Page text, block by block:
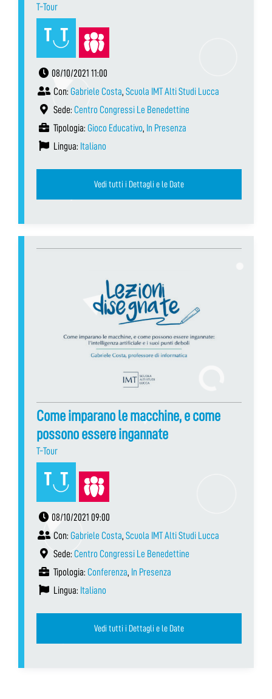
T-Tour
08/10/2021 11:00
Con: Gabriele Costa, Scuola IMT Alti Studi Lucca
Sede: Centro Congressi Le Benedettine
Tipologia: Gioco Educativo, In Presenza
Lingua: Italiano
Vedi tutti i Dettagli e le Date
Come imparano le macchine, e come
possono essere ingannate
T-Tour
08/10/2021 09:00
Con: Gabriele Costa, Scuola IMT Alti Studi Lucca
Sede: Centro Congressi Le Benedettine
Tipologia: Conferenza, In Presenza
Lingua: Italiano
Vedi tutti i Dettagli e le Date